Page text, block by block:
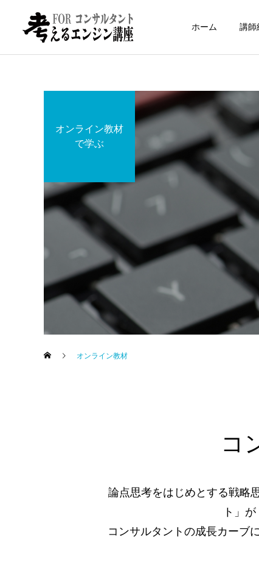
ホーム 講師
オンライン教材
で学ぶ
オンライン教材
コ
論点思考をはじめとする戦略
ト」
コンサルタントの成長カーブ